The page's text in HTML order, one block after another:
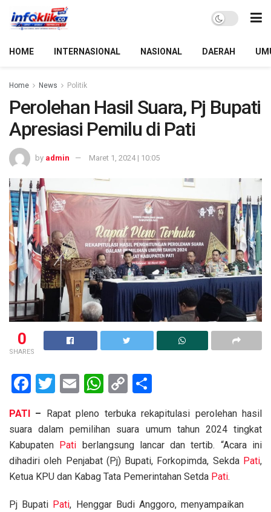
HOME INTERNASIONAL NASIONAL DAERAH
Home News Politik
Perolehan Hasil Suara, Pj Bupati
Apresiasi Pemilu di Pati
by admin Maret 1, 2024 | 10:05
0
SHARES
F
ce
b
o
o
k
T
tt
er
E
ail
W
at
s
A
p
p
C
py
Li
n
k
ar
e
PATI – Rapat pleno terbuka rekapitulasi perolehan hasil
suara dalam pemilihan suara umum tahun 2024 tingkat
Kabupaten Pati berlangsung lancar dan tertib. “Acara ini
dihadiri oleh Penjabat (Pj) Bupati, Forkopimda, Sekda Pati,
Ketua KPU dan Kabag Tata Pemerintahan Setda Pati.
Pj Bupati Pati, Henggar Budi Anggoro, menyampaikan